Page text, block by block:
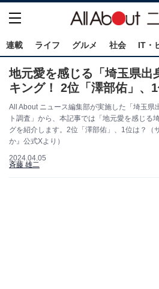
連載 ライフ グルメ 社会 IT・
地元愛を感じる「埼玉県出
キング！ 2位「澤部佑」、
All About ニュース編集部が実施した「埼玉県
ト調査」から、本記事では「地元愛を感じる
グを紹介します。2位「澤部佑」、1位は？（
か』公式Xより）
2024.04.05
斉藤 雄二